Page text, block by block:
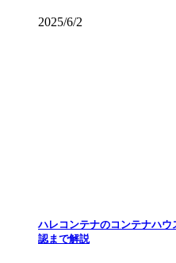
2025/6/2
ハレコンテナのコンテナハ
認まで解説